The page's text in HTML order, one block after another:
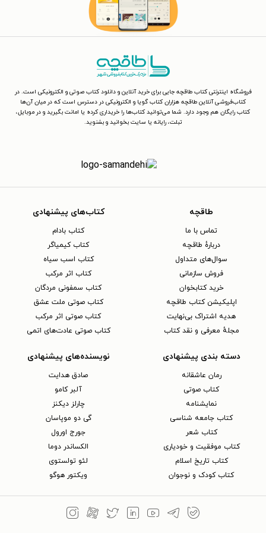
فروشگاه اینترنتی کتاب طاقچه جایی برای خرید آنلاین و دانلود کتاب صوتی و الکترونیکی است. در
کتاب‌فروشی آنلاین طاقچه هزاران کتاب گویا و الکترونیکی در دسترس است که در میان آن‌ها
کتاب رایگان هم وجود دارد. شما می‌توانید کتاب‌ها را خریداری کرده یا امانت بگیرید و در موبایل،
تبلت، رایانه یا سایت بخوانید و بشنوید.
طاقچه
تماس با ما
دربارهٔ طاقچه
سوال‌های متداول
فروش سازمانی
خرید کتابخوان
اپلیکیشن کتاب طاقچه
هدیه اشتراک بی‌نهایت
مجلهٔ معرفی و نقد کتاب
کتاب‌های پیشنهادی
کتاب بادام
کتاب کیمیاگر
کتاب اسب سیاه
کتاب اثر مرکب
کتاب سمفونی مردگان
کتاب صوتی ملت عشق
کتاب صوتی اثر مرکب
کتاب صوتی عادت‌های اتمی
دسته بندی پیشنهادی
رمان عاشقانه
کتاب‌ صوتی
نمایشنامه
کتاب جامعه شناسی
کتاب شعر
کتاب موفقیت و خودیاری
کتاب تاریخ اسلام
کتاب کودک و نوجوان
نویسنده‌های پیشنهادی
صادق هدایت
آلبر کامو
چارلز دیکنز
گی دو موپاسان
جورج اورول
الکساندر دوما
لئو تولستوی
ویکتور هوگو